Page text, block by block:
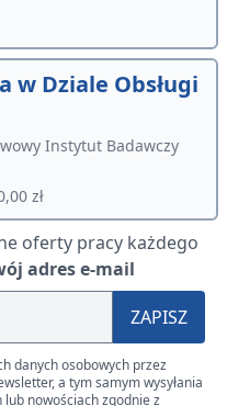
w Dziale Obsługi
Instytut Badawczy
zł
oferty pracy każdego
adres e-mail
ZAPISZ
danych osobowych przez
a tym samym wysyłania
nowościach zgodnie z